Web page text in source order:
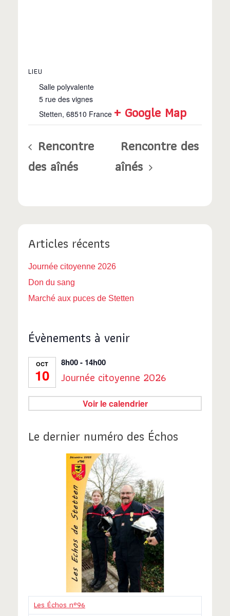
LIEU
Salle polyvalente
5 rue des vignes
Stetten, 68510 France + Google Map
Rencontre
des aînés
Rencontre des
aînés
Articles récents
Journée citoyenne 2026
Don du sang
Marché aux puces de Stetten
Évènements à venir
OCT
10
8h00- 14h00
Journée citoyenne 2026
Voir le calendrier
Le dernier numéro des Échos
Les Échos n°96